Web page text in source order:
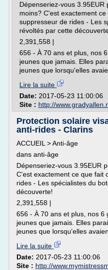
Dépenseriez-vous
moins? C'est exactement
suppresseur de rides - Les
révoltés par cette
2,391,558 |
656 - À 70 ans et plus, nos
jeunes que jamais. Elles
jeunes que lorsqu'elles
Lire la suite
Date: 2017-05-23 11:00:06
Site : http://
Protection solaire
anti-rides - Clarins
ACCUEIL > Anti-âge
dans anti-âge
Dépenseriez-vous 3.95EUR
C'est exactement ce que fait
rides - Les spécialistes du
découverte!
2,391,558 |
656 - À 70 ans et plus, nos 6
jeunes que jamais. Elles
jeunes que lorsqu'elles
Lire la suite
Date: 2017-05-23 11:00:06
Site : http://